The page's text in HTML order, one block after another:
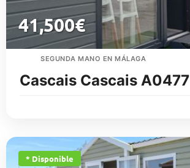
41,500€
SEGUNDA MANO EN MÁLAGA
Cascais Cascais A0477
* Disponible